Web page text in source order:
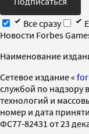
Все сразу
Новости Forbes
Наименование
Cетевое издание «
службой по надзору
технологий и
номер и дата
ФС77-82431 от 23